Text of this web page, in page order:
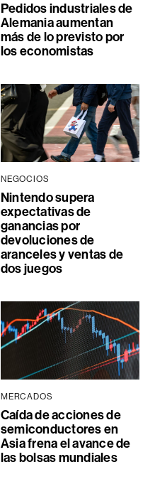
Pedidos industriales de
Alemania aumentan
más de lo previsto por
los economistas
NEGOCIOS
Nintendo supera
expectativas de
ganancias por
devoluciones de
aranceles y ventas de
dos juegos
MERCADOS
Caída de acciones de
semiconductores en
Asia frena el avance de
las bolsas mundiales